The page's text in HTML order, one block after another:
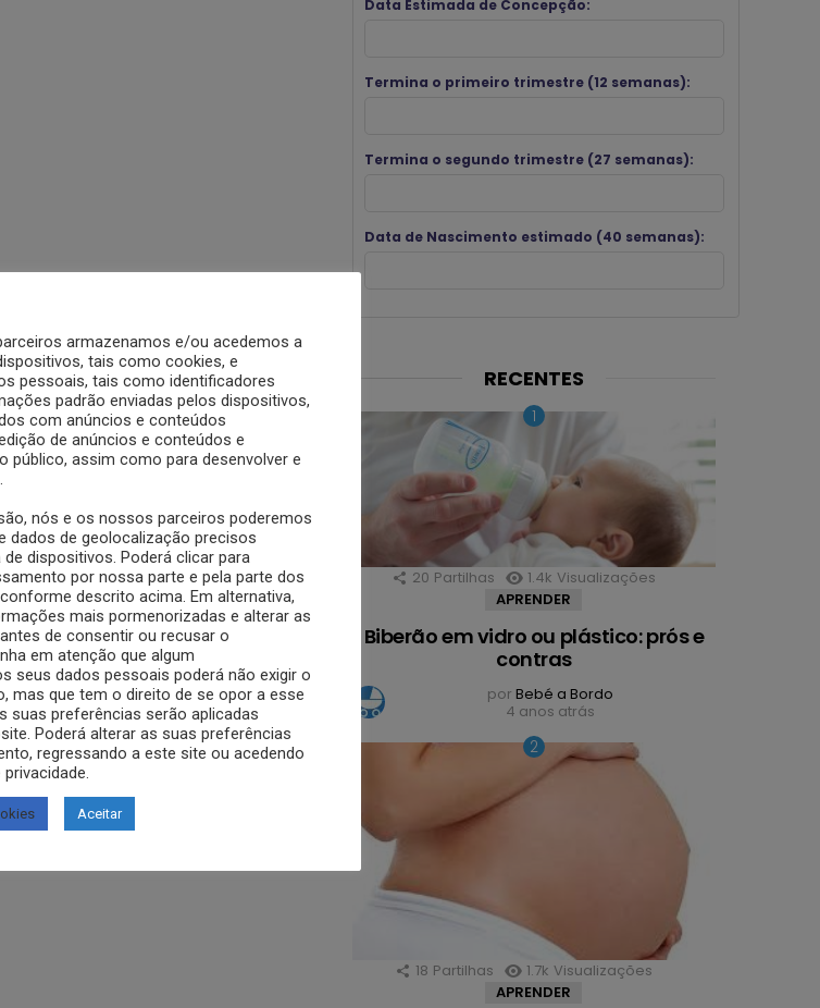
Data Estimada de Concepção:
Termina o primeiro trimestre (12 semanas):
Termina o segundo trimestre (27 semanas):
Data de Nascimento estimado (40 semanas):
RECENTES
20 Partilhas 1.4k Visualizações
APRENDER
Biberão em vidro ou plástico: prós e
contras
por Bebé a Bordo
4 anos atrás
18 Partilhas 1.7k Visualizações
APRENDER
armazenamos e/ou acedemos a
tais como cookies, e
pessoais, tais como identificadores
padrão enviadas pelos dispositivos,
com anúncios e conteúdos
de anúncios e conteúdos e
público, assim como para desenvolver e
nós e os nossos parceiros poderemos
dados de geolocalização precisos
dispositivos. Poderá clicar para
por nossa parte e pela parte dos
descrito acima. Em alternativa,
mais pormenorizadas e alterar as
de consentir ou recusar o
em atenção que algum
seus dados pessoais poderá não exigir o
mas que tem o direito de se opor a esse
suas preferências serão aplicadas
Poderá alterar as suas preferências
regressando a este site ou acedendo
Aceitar